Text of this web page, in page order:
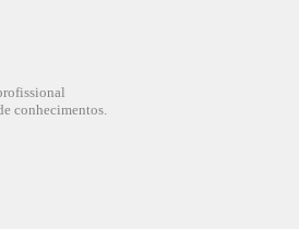
conhecimentos.